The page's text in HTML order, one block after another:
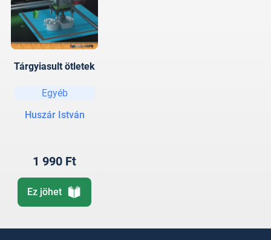
Tárgyiasult ötletek
Egyéb
Huszár István
1 990 Ft
Ez jöhet